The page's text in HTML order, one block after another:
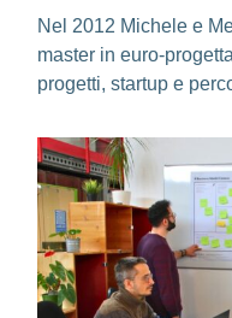
Nel 2012 Michele e
master in euro-
progetti, startup e